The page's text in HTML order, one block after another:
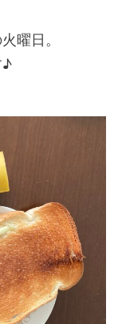
曜日。
♪